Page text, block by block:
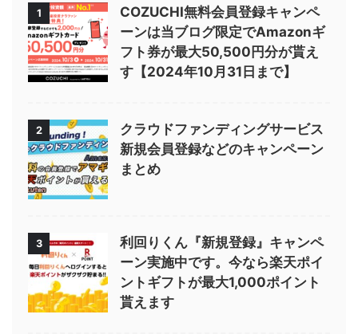
1
COZUCHI無料会員登録キャンペ
ーンは当ブログ限定でAmazonギ
フト券が最大50,500円分が貰え
す【2024年10月31日まで】
2
クラウドファンディングサービス
新規会員登録などのキャンペーン
まとめ
3
利回りくん『新規登録』キャンペ
ーン実施中です。今なら楽天ポイ
ントギフトが最大1,000ポイント
貰えます